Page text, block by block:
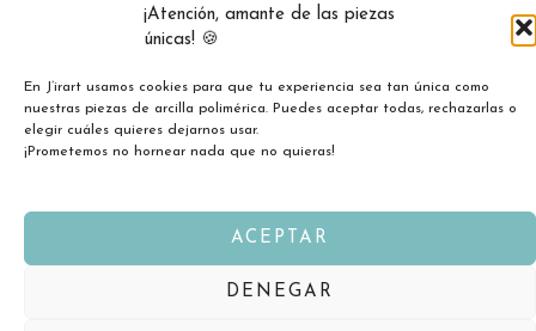
¡Atención, amante de las piezas
únicas! 🍪
En J’irart usamos cookies para que tu experiencia sea tan única como
nuestras piezas de arcilla polimérica. Puedes aceptar todas, rechazarlas o
elegir cuáles quieres dejarnos usar.
¡Prometemos no hornear nada que no quieras!
ACEPTAR
DENEGAR
Copyright © 2026 jirart.com